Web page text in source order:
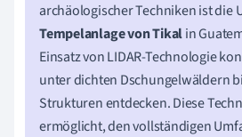
archäologischer Techniken ist die
Tempelanlage von Tikalin
Einsatz von LIDAR-Technologie
unter dichten Dschungelwäldern
Strukturen entdecken. Diese
ermöglicht, den vollständigen